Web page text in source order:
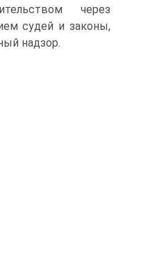
через
судей и законы,
надзор.